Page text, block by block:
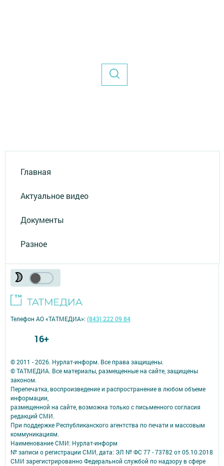
Главная
Актуальное видео
Документы
Разное
© 2011 - 2026. Нурлат-⁠информ. Все права защищены.
© ТАТМЕДИА. Все материалы, размещенные на сайте, защищены
законом.
Перепечатка, воспроизведение и распространение в любом объеме
информации,
размещенной на сайте, возможна только с письменного согласия
редакций СМИ.
При поддержке Республиканского агентства по печати и массовым
коммуникациям.
Наименование СМИ: Нурлат-⁠информ
№ записи о регистрации СМИ, дата: ЭЛ № ФС 77 -⁠ 73782 от 05.10.2018
СМИ зарегистрированно Федеральной службой по надзору в сфере
Телефон АО «ТАТМЕДИА»:(843) 222 09 84
16+